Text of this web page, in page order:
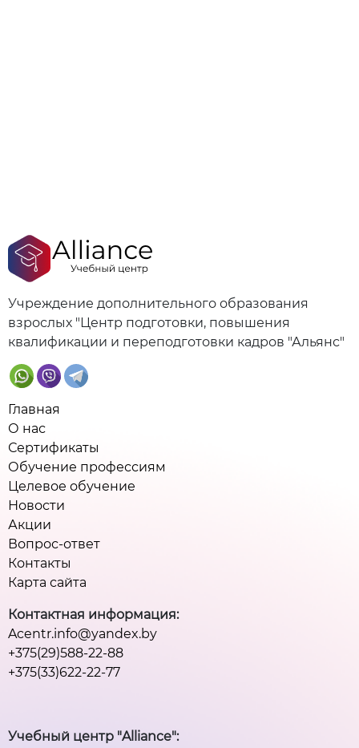
Учреждение дополнительного образования
взрослых "Центр подготовки, повышения
квалификации и переподготовки кадров "Альянс"
Главная
О нас
Сертификаты
Обучение профессиям
Целевое обучение
Новости
Акции
Вопрос-ответ
Контакты
Карта сайта
Контактная информация:
Acentr.info@yandex.by
+375(29)588-22-88
+375(33)622-22-77
Учебный центр "Alliance":